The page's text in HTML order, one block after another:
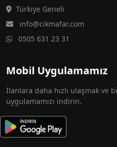
Türkiye Geneli
info@cikmafar.com
0505 631 23 31
Mobil Uygulamamız
İlanlara daha hızlı ulaşmak ve
uygulamamızı indirin.